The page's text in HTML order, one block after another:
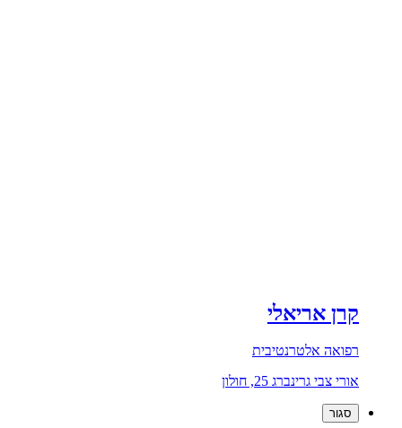
קרן אריאלי
רפואה אלטרנטיבית
אורי צבי גרינברג 25, חולון
סגור